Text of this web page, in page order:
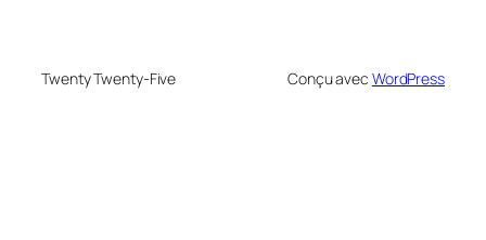
Twenty Twenty-Five Conçu avec WordPress